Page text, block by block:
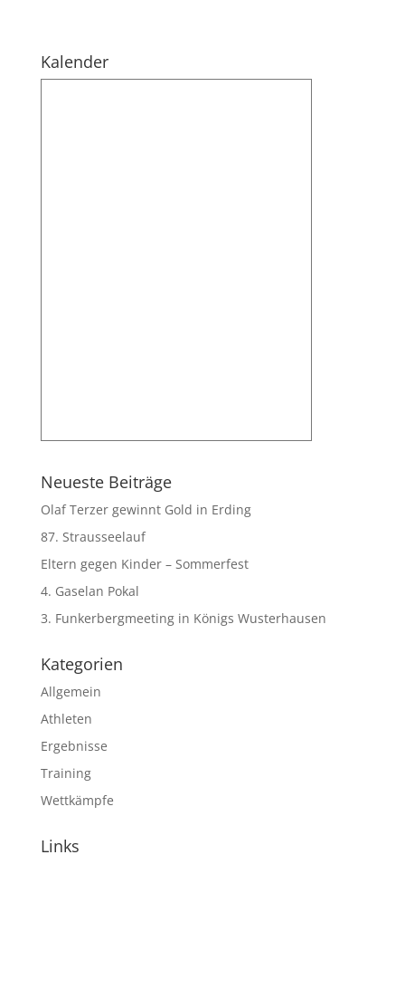
Kalender
Neueste Beiträge
Olaf Terzer gewinnt Gold in Erding
87. Strausseelauf
Eltern gegen Kinder – Sommerfest
4. Gaselan Pokal
3. Funkerbergmeeting in Königs Wusterhausen
Kategorien
Allgemein
Athleten
Ergebnisse
Training
Wettkämpfe
Links